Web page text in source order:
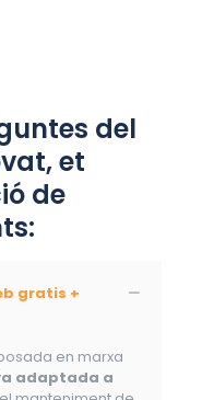
del
et
de
gratis +
en marxa
adaptada a